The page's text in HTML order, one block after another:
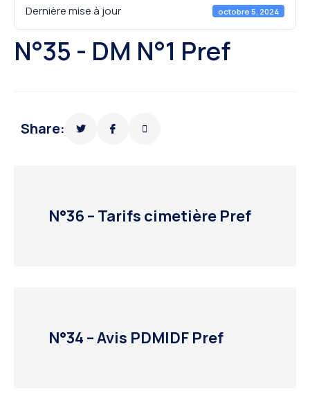
Dernière mise à jour octobre 5, 2024
N°35 - DM N°1 Pref
Share:
N°36 – Tarifs cimetière Pref
N°34 – Avis PDMIDF Pref